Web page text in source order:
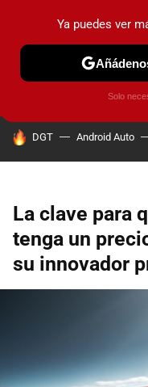
PRUEBAS COCHES
HOY SE HABLA DE
DGT Android Auto
La clave para
tenga un
su innovador
Ya puedes ver
Solo